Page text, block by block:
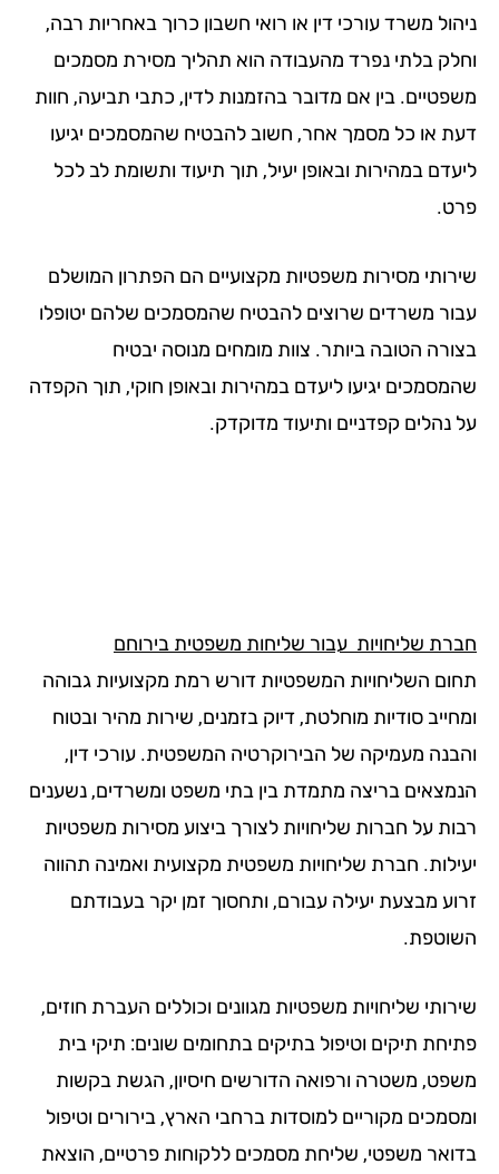
משרד עורכי דין או רואי חשבון כרוך באחריות רבה,
בלתי נפרד מהעבודה הוא תהליך מסירת מסמכים
בין אם מדובר בהזמנות לדין, כתבי תביעה, חוות
או כל מסמך אחר, חשוב להבטיח שהמסמכים יגיעו
במהירות ובאופן יעיל, תוך תיעוד ותשומת לב לכל
מסירות משפטיות מקצועיים הם הפתרון המושלם
משרדים שרוצים להבטיח שהמסמכים שלהם יטופלו
הטובה ביותר. צוות מומחים מנוסה יבטיח
יגיעו ליעדם במהירות ובאופן חוקי, תוך הקפדה
נהלים קפדניים ותיעוד מדוקדק.
שליחויות עבור שליחות משפטית בירוחם
השליחויות המשפטיות דורש רמת מקצועיות גבוהה
סודיות מוחלטת, דיוק בזמנים, שירות מהיר ובטוח
מעמיקה של הבירוקרטיה המשפטית. עורכי דין,
בריצה מתמדת בין בתי משפט ומשרדים, נשענים
על חברות שליחויות לצורך ביצוע מסירות משפטיות
חברת שליחויות משפטית מקצועית ואמינה תהווה
מבצעת יעילה עבורם, ותחסוך זמן יקר בעבודתם
שליחויות משפטיות מגוונים וכוללים העברת חוזים,
תיקים וטיפול בתיקים בתחומים שונים: תיקי בית
משטרה ורפואה הדורשים חיסיון, הגשת בקשות
מקוריים למוסדות ברחבי הארץ, בירורים וטיפול
משפטי, שליחת מסמכים ללקוחות פרטיים, הוצאת